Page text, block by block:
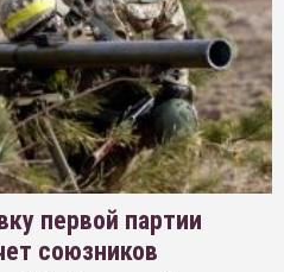
первой партии
союзников